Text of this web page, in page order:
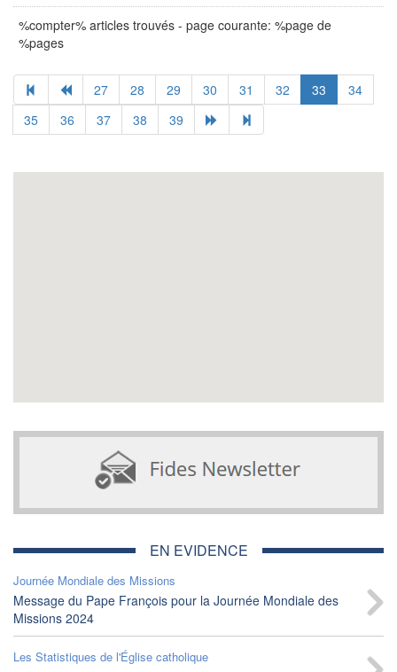
%compter% articles trouvés - page courante: %page de
%pages
27 28 29 30 31 32 33
34
35
36 37 38 39
EN EVIDENCE
Journée Mondiale des Missions
Message du Pape François pour la Journée Mondiale des
Missions 2024
Les Statistiques de l'Église catholique